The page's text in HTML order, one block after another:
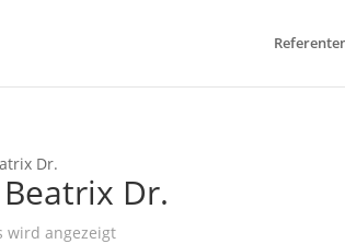
Dr.
Dr.
wird angezeigt